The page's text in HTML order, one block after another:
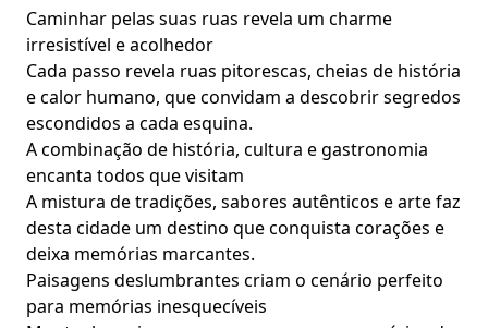
Caminhar pelas suas ruas revela um charme
irresistível e acolhedor
Cada passo revela ruas pitorescas, cheias de história
e calor humano, que convidam a descobrir segredos
escondidos a cada esquina.
A combinação de história, cultura e gastronomia
encanta todos que visitam
A mistura de tradições, sabores autênticos e arte faz
desta cidade um destino que conquista corações e
deixa memórias marcantes.
Paisagens deslumbrantes criam o cenário perfeito
para memórias inesquecíveis